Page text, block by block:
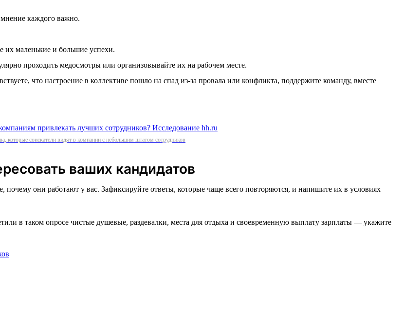
каждого важно.
их маленькие и большие успехи.
проходить медосмотры или организовывайте их на рабочем месте.
что настроение в коллективе пошло на спад из-за провала или конфликта, поддержите команду, вместе
которые соискатели видят в компании с небольшим штатом сотрудников
ваших кандидатов
они работают у вас. Зафиксируйте ответы, которые чаще всего повторяются, и напишите их в условиях
в таком опросе чистые душевые, раздевалки, места для отдыха и своевременную выплату зарплаты — укажите